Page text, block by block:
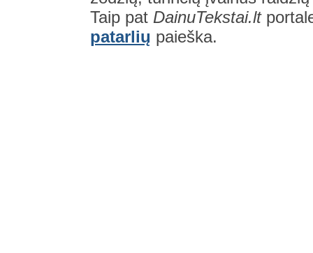
Taip pat DainuTekstai.lt
patarlių paieška.